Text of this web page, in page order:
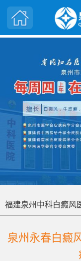
福建泉州中科白癜风
泉州永春白癜